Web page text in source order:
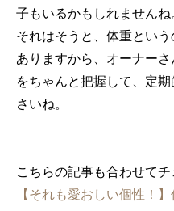
子もいるかもしれませんね
それはそうと、体重とい
ありますから、オーナー
をちゃんと把握して、定
さいね。
こちらの記事も合わせてチ
【それも愛おしい個性！